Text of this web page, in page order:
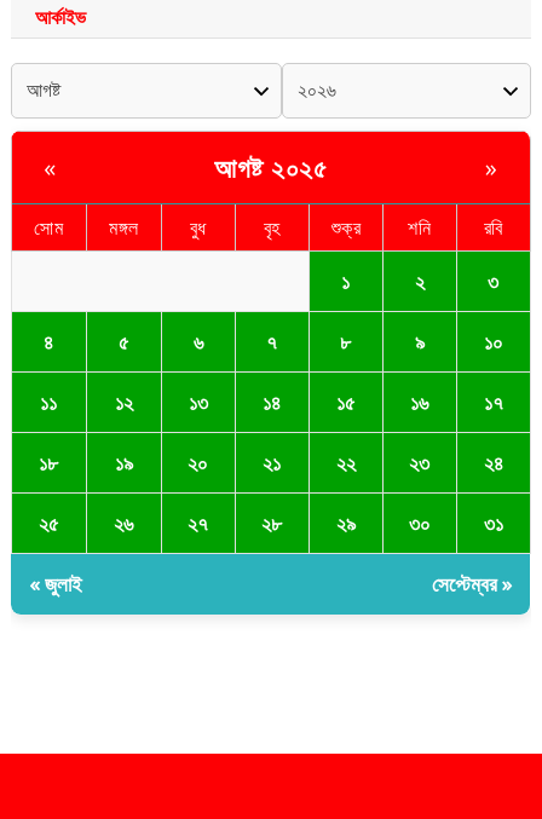
আর্কাইভ
« আগষ্ট ২০২৫ »
সোম মঙ্গল বুধ বৃহ শুক্র শনি রবি
১ ২ ৩
৪ ৫ ৬ ৭ ৮ ৯ ১০
১১ ১২ ১৩ ১৪ ১৫ ১৬ ১৭
১৮ ১৯ ২০ ২১ ২২ ২৩ ২৪
২৫ ২৬ ২৭ ২৮ ২৯ ৩০ ৩১
« জুলাই সেপ্টেম্বর »